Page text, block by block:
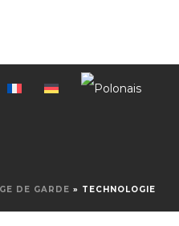
DE GARDE » TECHNOLOGIE